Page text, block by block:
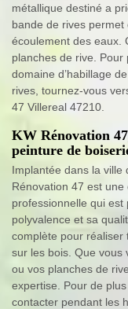
métallique destiné a
bande de rives permet
écoulement des eaux.
planches de rive. Pour
domaine d’habillage
rives, tournez-vous
47 Villereal 47210.
KW Rénovation
peinture de
Implantée dans la ville
Rénovation 47 est
professionnelle qui est
polyvalence et sa
complète pour réaliser
sur les bois. Que vous
ou vos planches de
expertise. Pour de
contacter pendant les